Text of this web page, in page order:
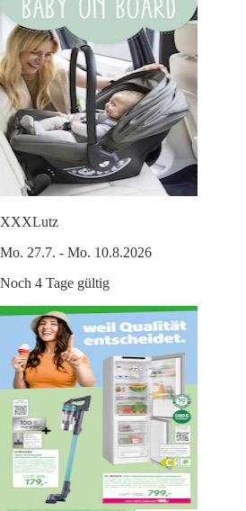
XXXLutz
Mo. 27.7. - Mo. 10.8.2026
Noch 4 Tage gültig